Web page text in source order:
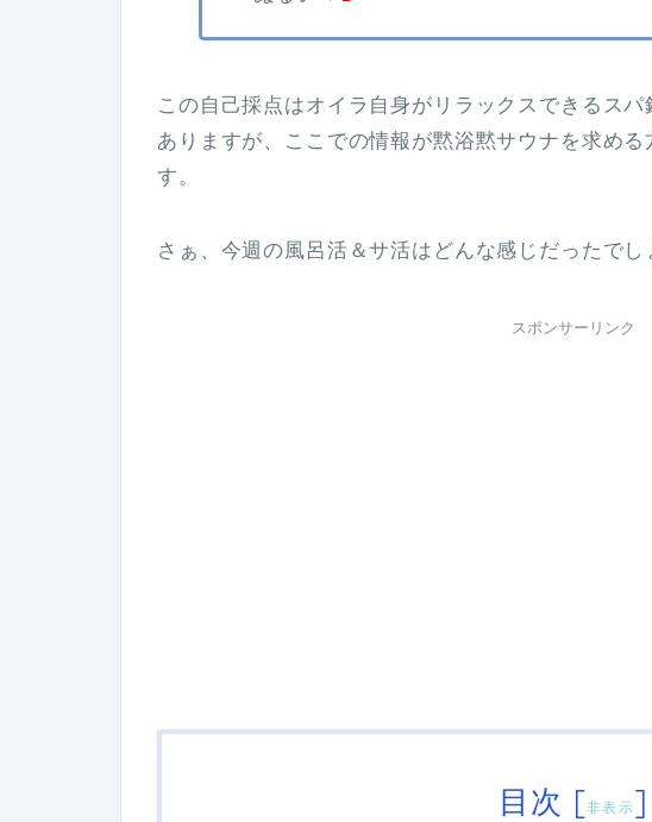
この自己採点はオイラ自身がリラックスできるス
ありますが、ここでの情報が黙浴黙サウナを求め
す。
さぁ、今週の風呂活＆サ活はどんな感じだったでし
スポンサーリンク
目次 [非表示]